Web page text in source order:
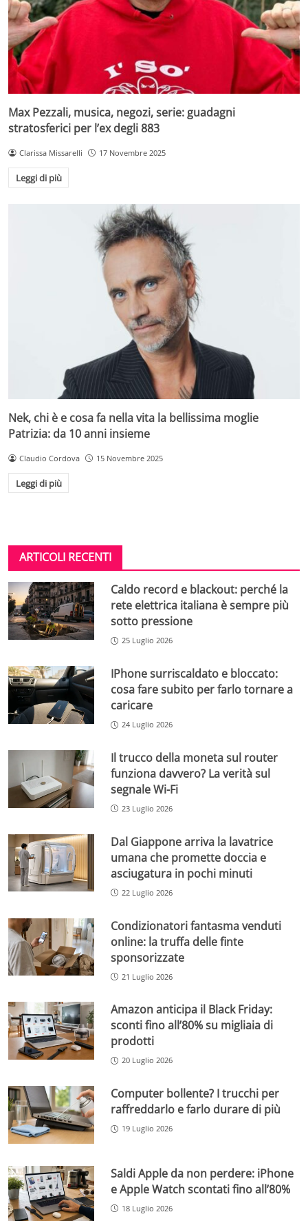
Max Pezzali, musica, negozi, serie: guadagni
stratosferici per l’ex degli 883
Clarissa Missarelli 17 Novembre 2025
Leggi di più
Nek, chi è e cosa fa nella vita la bellissima moglie
Patrizia: da 10 anni insieme
Claudio Cordova 15 Novembre 2025
Leggi di più
ARTICOLI RECENTI
Caldo record e blackout: perché la
rete elettrica italiana è sempre più
sotto pressione
25 Luglio 2026
IPhone surriscaldato e bloccato:
cosa fare subito per farlo tornare a
caricare
24 Luglio 2026
Il trucco della moneta sul router
funziona davvero? La verità sul
segnale Wi-Fi
23 Luglio 2026
Dal Giappone arriva la lavatrice
umana che promette doccia e
asciugatura in pochi minuti
22 Luglio 2026
Condizionatori fantasma venduti
online: la truffa delle finte
sponsorizzate
21 Luglio 2026
Amazon anticipa il Black Friday:
sconti fino all’80% su migliaia di
prodotti
20 Luglio 2026
Computer bollente? I trucchi per
raffreddarlo e farlo durare di più
19 Luglio 2026
Saldi Apple da non perdere: iPhone
e Apple Watch scontati fino all’80%
18 Luglio 2026